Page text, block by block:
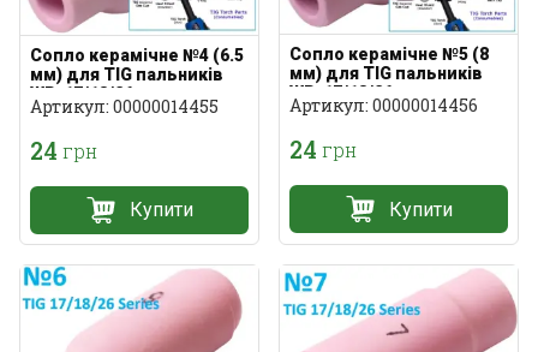
Сопло керамічне №4 (6.5
мм) для TIG пальників
WP-17/18/26
Артикул: 00000014455
24 грн
Купити
Сопло керамічне №5 (8
мм) для TIG пальників
WP-17/18/26
Артикул: 00000014456
24 грн
Купити